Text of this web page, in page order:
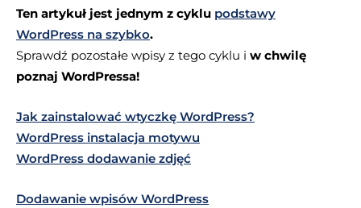
Ten artykuł jest jednym z cyklu podstawy
WordPress na szybko.
Sprawdź pozostałe wpisy z tego cyklu i w chwilę
poznaj WordPressa!
Jak zainstalować wtyczkę WordPress?
WordPress instalacja motywu
WordPress dodawanie zdjęć
Dodawanie wpisów WordPress